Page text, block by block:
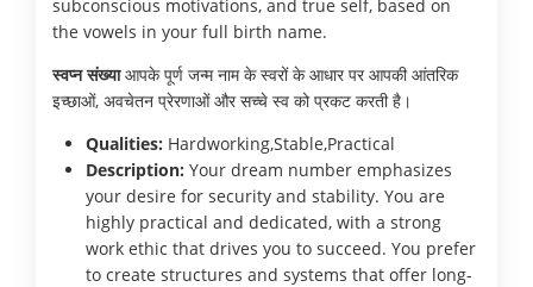
subconscious motivations, and true self, based on
the vowels in your full birth name.
स्वप्न संख्याआपके पूर्ण जन्म नाम के स्वरों के आधार पर आपकी आंतरिक
इच्छाओं, अवचेतन प्रेरणाओं और सच्चे स्व को प्रकट करती है।
Qualities: Hardworking,Stable,Practical
Description: Your dream number emphasizes
your desire for security and stability. You are
highly practical and dedicated, with a strong
work ethic that drives you to succeed. You prefer
to create structures and systems that offer long-